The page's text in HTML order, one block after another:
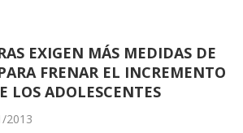
EXIGEN MÁS MEDIDAS DE
FRENAR EL INCREMENTO
LOS ADOLESCENTES
2013